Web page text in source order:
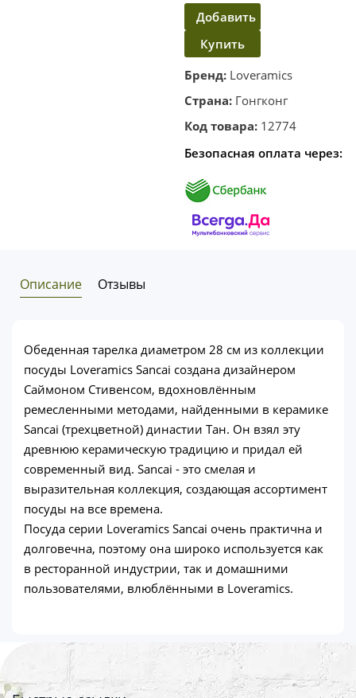
Добавить
в
корзину
Купить
в один
клик
Бренд: Loveramics
Страна: Гонгконг
Код товара: 12774
Безопасная оплата через:
Описание Отзывы
Обеденная тарелка диаметром 28 см из коллекции
посуды Loveramics Sancai создана дизайнером
Саймоном Стивенсом, вдохновлённым
ремесленными методами, найденными в керамике
Sancai (трехцветной) династии Тан. Он взял эту
древнюю керамическую традицию и придал ей
современный вид. Sancai - это смелая и
выразительная коллекция, создающая ассортимент
посуды на все времена.
Посуда серии Loveramics Sancai очень практична и
долговечна, поэтому она широко используется как
в ресторанной индустрии, так и домашними
пользователями, влюблёнными в Loveramics.